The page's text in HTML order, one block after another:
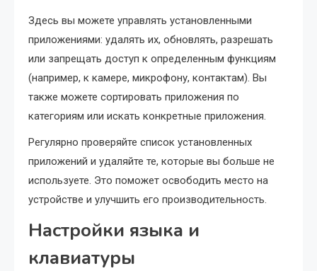
Здесь вы можете управлять установленными
приложениями: удалять их, обновлять, разрешать
или запрещать доступ к определенным функциям
(например, к камере, микрофону, контактам). Вы
также можете сортировать приложения по
категориям или искать конкретные приложения.
Регулярно проверяйте список установленных
приложений и удаляйте те, которые вы больше не
используете. Это поможет освободить место на
устройстве и улучшить его производительность.
Настройки языка и
клавиатуры